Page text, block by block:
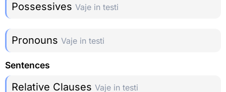
Possessives Vaje in testi
Pronouns Vaje in testi
Sentences
Relative Clauses Vaje in testi